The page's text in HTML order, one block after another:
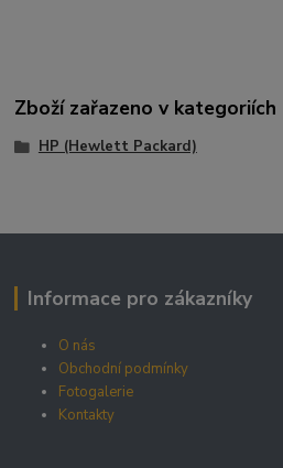
Zboží zařazeno v kategoriích
HP (Hewlett Packard)
Informace pro zákazníky
O nás
Obchodní podmínky
Fotogalerie
Kontakty